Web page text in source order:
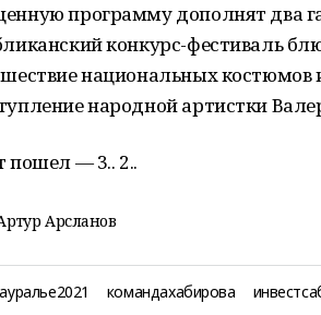
программу дополнят два
конкурс-фестиваль
национальных костюмов
народной артистки
пошел ― 3.. 2..
Арсланов
командахабирова